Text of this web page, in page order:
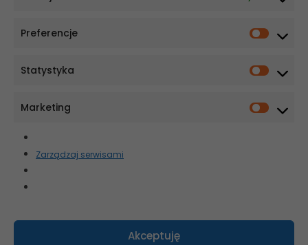
Preferencje
Statystyka
Marketing
Zarządzaj serwisami
Akceptuję
Ekonomia i ergonomia w nowoczesnej implantologii. Dlaczego
systemy MIS są optymalnym wyborem dla praktyki nastawionej na
Czy szczoteczka soniczna sprawdzi się u osób starszych?
Newsletter